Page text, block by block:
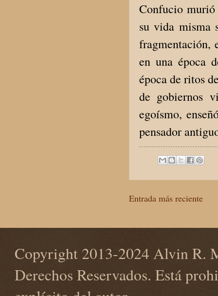
Confucio murió
su vida misma
fragmentación,
en una época
época de ritos
de gobiernos
egoísmo,
pensador
Entrada más reciente
Copyright 2013-2024 Alvin R.
Derechos Reservados. Está